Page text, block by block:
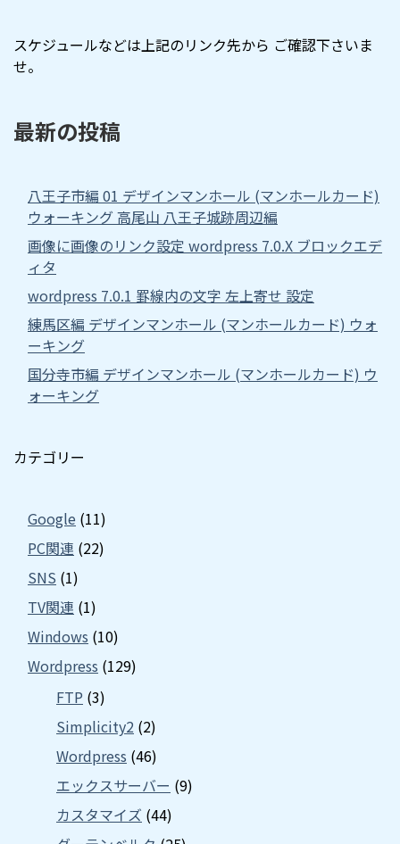
スケジュールなどは上記のリンク先から ご確認下さいま
せ。
最新の投稿
八王子市編 01 デザインマンホール (マンホールカード)
ウォーキング 高尾山 八王子城跡周辺編
画像に画像のリンク設定 wordpress 7.0.X ブロックエデ
ィタ
wordpress 7.0.1 罫線内の文字 左上寄せ 設定
練馬区編 デザインマンホール (マンホールカード) ウォ
ーキング
国分寺市編 デザインマンホール (マンホールカード) ウ
ォーキング
カテゴリー
Google (11)
PC関連 (22)
SNS (1)
TV関連 (1)
Windows (10)
Wordpress (129)
FTP (3)
Simplicity2 (2)
Wordpress (46)
エックスサーバー (9)
カスタマイズ (44)